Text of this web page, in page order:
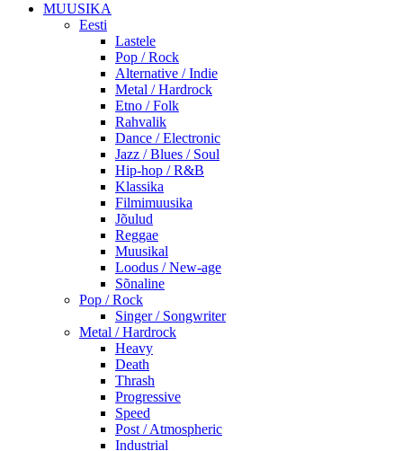
MUUSIKA
Eesti
Lastele
Pop / Rock
Alternative / Indie
Metal / Hardrock
Etno / Folk
Rahvalik
Dance / Electronic
Jazz / Blues / Soul
Hip-hop / R&B
Klassika
Filmimuusika
Jõulud
Reggae
Muusikal
Loodus / New-age
Sõnaline
Pop / Rock
Singer / Songwriter
Metal / Hardrock
Heavy
Death
Thrash
Progressive
Speed
Post / Atmospheric
Industrial